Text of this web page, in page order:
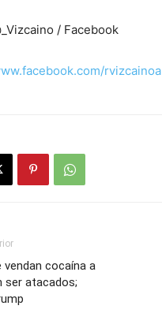
/ Facebook
rvizcainoa
vendan cocaína a
ser atacados;